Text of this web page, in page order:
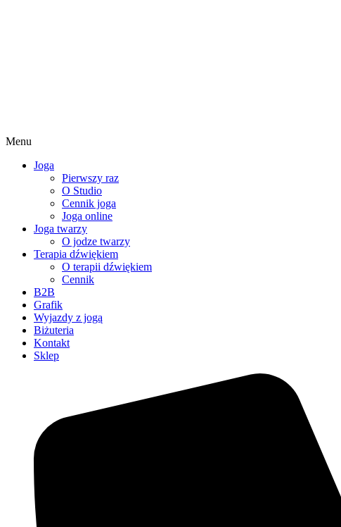
Menu
Joga
Pierwszy raz
O Studio
Cennik joga
Joga online
Joga twarzy
O jodze twarzy
Terapia dźwiękiem
O terapii dźwiękiem
Cennik
B2B
Grafik
Wyjazdy z jogą
Biżuteria
Kontakt
Sklep